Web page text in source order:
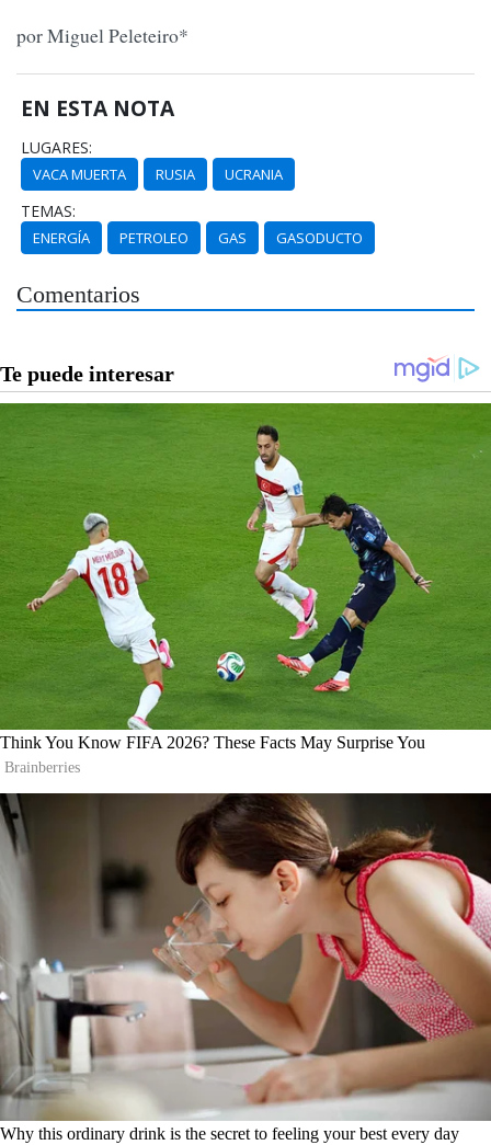
por Miguel Peleteiro*
EN ESTA NOTA
LUGARES:
VACA MUERTA RUSIA UCRANIA
TEMAS:
ENERGÍA PETROLEO GAS GASODUCTO
Comentarios